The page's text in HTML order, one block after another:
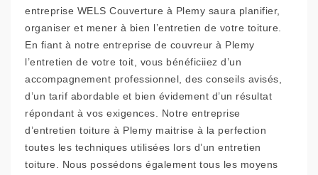
entreprise WELS Couverture à Plemy saura planifier,
organiser et mener à bien l’entretien de votre toiture.
En fiant à notre entreprise de couvreur à Plemy
l’entretien de votre toit, vous bénéficiiez d’un
accompagnement professionnel, des conseils avisés,
d’un tarif abordable et bien évidement d’un résultat
répondant à vos exigences. Notre entreprise
d’entretien toiture à Plemy maitrise à la perfection
toutes les techniques utilisées lors d’un entretien
toiture. Nous possédons également tous les moyens